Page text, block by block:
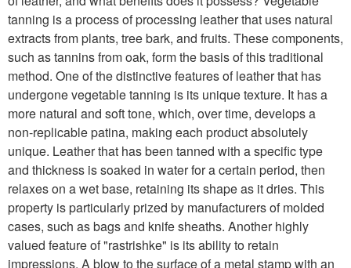
tanning is a process of processing leather that uses natural
extracts from plants, tree bark, and fruits. These components,
such as tannins from oak, form the basis of this traditional
method. One of the distinctive features of leather that has
undergone vegetable tanning is its unique texture. It has a
more natural and soft tone, which, over time, develops a
non-replicable patina, making each product absolutely
unique. Leather that has been tanned with a specific type
and thickness is soaked in water for a certain period, then
relaxes on a wet base, retaining its shape as it dries. This
property is particularly prized by manufacturers of molded
cases, such as bags and knife sheaths. Another highly
valued feature of "rastrishke" is its ability to retain
impressions. A blow to the surface of a metal stamp with an